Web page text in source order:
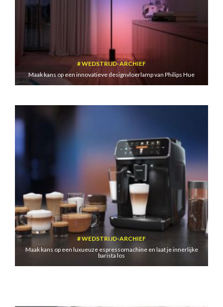
WEDSTRIJD-ARCHIEF
Maak kans op een innovatieve designvloerlamp van Philips Hue
WEDSTRIJD-ARCHIEF
Maak kans op een luxueuze espressomachine en laat je innerlijke
barista los